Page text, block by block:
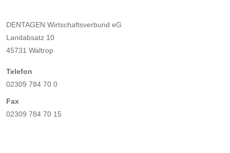
DENTAGEN Wirtschaftsverbund eG
Landabsatz 10
45731 Waltrop
Telefon
02309 784 70 0
Fax
02309 784 70 15